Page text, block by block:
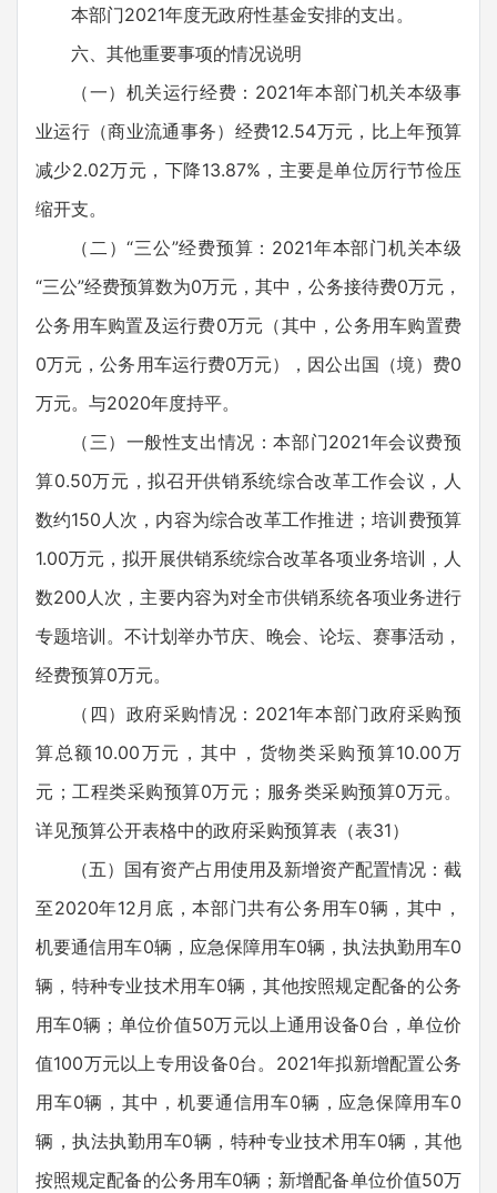
本部门2021年度无政府性基金安排的支出。
六、其他重要事项的情况说明
（一）机关运行经费：2021年本部门机关本级事
业运行（商业流通事务）经费12.54万元，比上年预算
减少2.02万元，下降13.87%，主要是单位厉行节俭压
缩开支。
（二）“三公”经费预算：2021年本部门机关本级
“三公”经费预算数为0万元，其中，公务接待费0万元，
公务用车购置及运行费0万元（其中，公务用车购置费
0万元，公务用车运行费0万元），因公出国（境）费0
万元。与2020年度持平。
（三）一般性支出情况：本部门2021年会议费预
算0.50万元，拟召开供销系统综合改革工作会议，人
数约150人次，内容为综合改革工作推进；培训费预算
1.00万元，拟开展供销系统综合改革各项业务培训，人
数200人次，主要内容为对全市供销系统各项业务进行
专题培训。不计划举办节庆、晚会、论坛、赛事活动，
经费预算0万元。
（四）政府采购情况：2021年本部门政府采购预
算总额10.00万元，其中，货物类采购预算10.00万
元；工程类采购预算0万元；服务类采购预算0万元。
详见预算公开表格中的政府采购预算表（表31）
（五）国有资产占用使用及新增资产配置情况：截
至2020年12月底，本部门共有公务用车0辆，其中，
机要通信用车0辆，应急保障用车0辆，执法执勤用车0
辆，特种专业技术用车0辆，其他按照规定配备的公务
用车0辆；单位价值50万元以上通用设备0台，单位价
值100万元以上专用设备0台。2021年拟新增配置公务
用车0辆，其中，机要通信用车0辆，应急保障用车0
辆，执法执勤用车0辆，特种专业技术用车0辆，其他
按照规定配备的公务用车0辆；新增配备单位价值50万